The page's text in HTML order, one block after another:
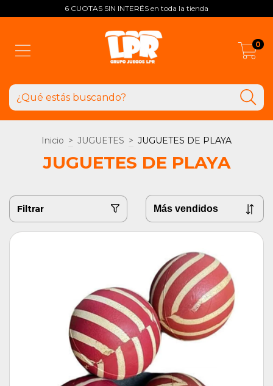
6 CUOTAS SIN INTERÉS en toda la tienda
0
Inicio > JUGUETES > JUGUETES DE PLAYA
JUGUETES DE PLAYA
Filtrar